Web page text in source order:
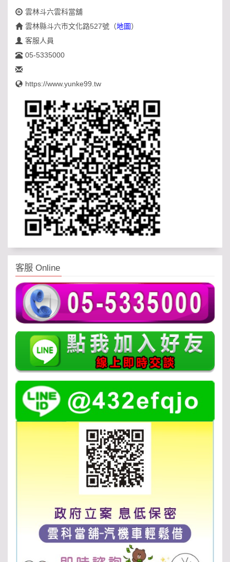
雲林斗六雲科當舖
雲林縣斗六市文化路527號 （地圖）
客服人員
05-5335000
https://www.yunke99.tw
客服 Online